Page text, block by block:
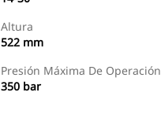
Altura
522 mm
Presión Máxima De Operación
350 bar